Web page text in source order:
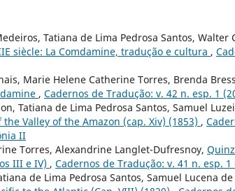
Tatiana de Lima Pedrosa Santos, Walter
siècle: La Comdamine, tradução e cultura ,
Marie Helene Catherine Torres, Brenda
, Cadernos de Tradução: v. 42 n. esp. 1
Tatiana de Lima Pedrosa Santos, Samuel
Valley of the Amazon (cap. Xiv) (1853) ,
II
Torres, Alexandrine Langlet-Dufresnoy,
III e IV) , Cadernos de Tradução: v. 41 n. esp.
de Lima Pedrosa Santos, Samuel Lucena